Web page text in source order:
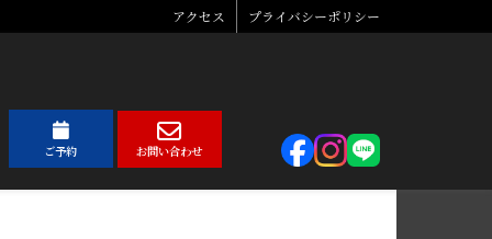
アクセス プライバシーポリシー
ご予約 お問い合わせ